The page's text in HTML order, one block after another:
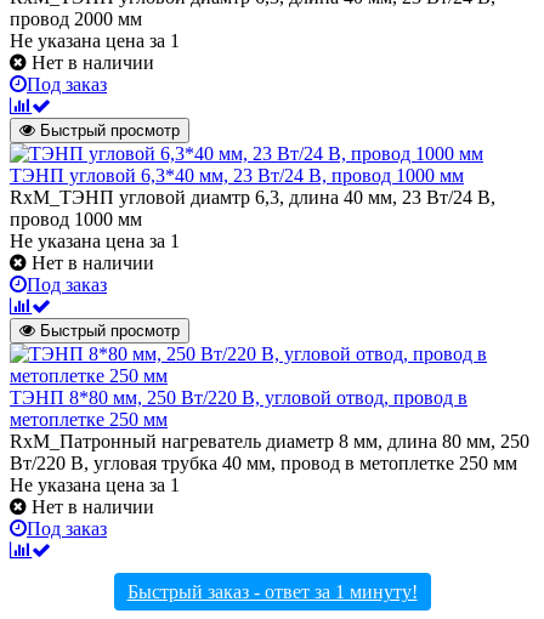
провод 2000 мм
Не указана цена за 1
Нет в наличии
Под заказ
Быстрый просмотр
ТЭНП угловой 6,3*40 мм, 23 Вт/24 В, провод 1000 мм
RxM_ТЭНП угловой диамтр 6,3, длина 40 мм, 23 Вт/24 В,
провод 1000 мм
Не указана цена за 1
Нет в наличии
Под заказ
Быстрый просмотр
ТЭНП 8*80 мм, 250 Вт/220 В, угловой отвод, провод в
метоплетке 250 мм
RxM_Патронный нагреватель диаметр 8 мм, длина 80 мм, 250
Вт/220 В, угловая трубка 40 мм, провод в метоплетке 250 мм
Не указана цена за 1
Нет в наличии
Под заказ
Быстрый заказ - ответ за 1 минуту!